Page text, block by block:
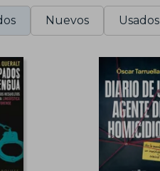
Nuevos Usados